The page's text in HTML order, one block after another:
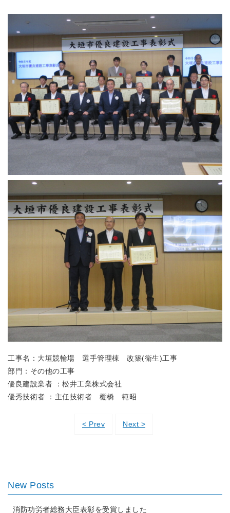
工事名：大垣競輪場 選手管理棟 改築(衛生)工事
部門：その他の工事
優良建設業者 ：松井工業株式会社
優秀技術者 ：主任技術者 棚橋 範昭
< Prev Next >
New Posts
消防功労者総務大臣表彰を受賞しました